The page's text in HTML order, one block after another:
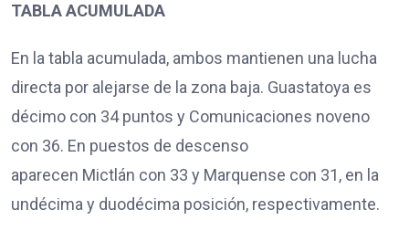
TABLA ACUMULADA
En la tabla acumulada, ambos mantienen una lucha
directa por alejarse de la zona baja. Guastatoya es
décimo con 34 puntos y Comunicaciones noveno
con 36. En puestos de descenso
aparecen Mictlán con 33 y Marquense con 31, en la
undécima y duodécima posición, respectivamente.